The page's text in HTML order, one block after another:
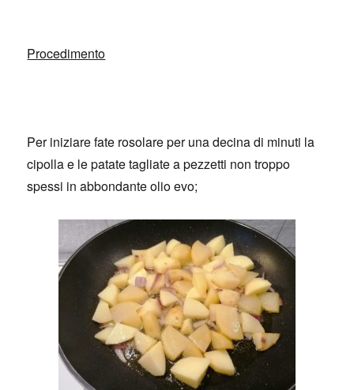
Procedimento
Per iniziare fate rosolare per una decina di minuti la
cipolla e le patate tagliate a pezzetti non troppo
spessi in abbondante olio evo;